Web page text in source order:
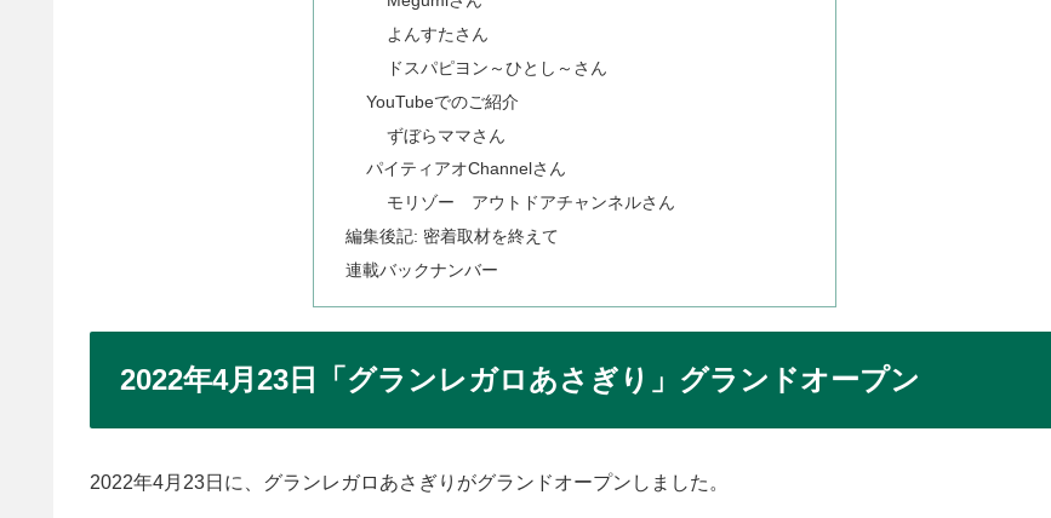
よんすたさん
ドスパピヨン～ひとし～さん
YouTubeでのご紹介
ずぼらママさん
パイティアオChannelさん
モリゾー アウトドアチャンネルさん
編集後記: 密着取材を終えて
連載バックナンバー
2022年4月23日「グランレガロあさぎり」グランドオープン
2022年4月23日に、グランレガロあさぎりがグランドオープンしました。